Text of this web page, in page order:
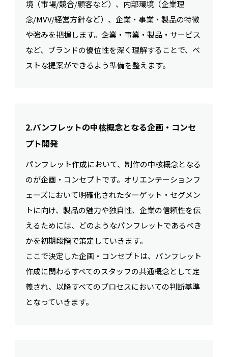
境（市場/競合/顧客など）、内部環境（企業理
念/MVV/経営方針など）、企業・事業・製品の特徴
や強みを把握します。企業・事業・製品・サービス
など、ブランドの優位性を深く理解することで、ベ
ストな提案ができるよう準備を整えます。
2.パンフレットの中核概念となる企画・コンセ
プト開発
パンフレット作成において、制作の中核概念となる
のが企画・コンセプトです。オリエンテーションフ
ェーズにおいて明確化されたターゲット・セグメン
トに向け、製品の魅力や独自性、企業の信頼性を伝
えるためには、どのようなパンフレットであるべき
かを初期段階で策定していきます。
ここで決定した企画・コンセプトは、パンフレット
作成に関わるすべてのスタッフの共通概念として定
義され、以降すべてのプロセスにおいての判断基準
となっていきます。